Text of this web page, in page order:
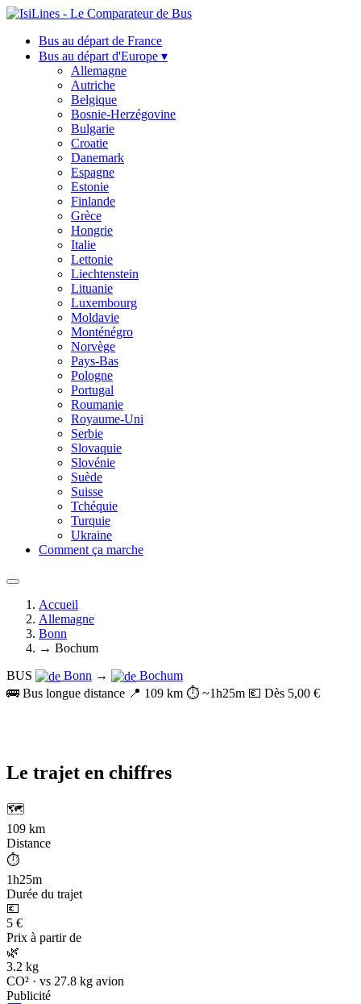
Bus au départ de France
Bus au départ d'Europe ▾
Allemagne
Autriche
Belgique
Bosnie-Herzégovine
Bulgarie
Croatie
Danemark
Espagne
Estonie
Finlande
Grèce
Hongrie
Italie
Lettonie
Liechtenstein
Lituanie
Luxembourg
Moldavie
Monténégro
Norvège
Pays-Bas
Pologne
Portugal
Roumanie
Royaume-Uni
Serbie
Slovaquie
Slovénie
Suède
Suisse
Tchéquie
Turquie
Ukraine
Comment ça marche
Accueil
Allemagne
Bonn
→ Bochum
BUS
Bonn →
Bochum
🚌 Bus longue distance 📍 109 km ⏱️ ~1h25m 💶 Dès 5,00 €
Le trajet en chiffres
🗺️
109 km
Distance
⏱️
1h25m
Durée du trajet
💶
5 €
Prix à partir de
🌿
3.2 kg
CO² · vs 27.8 kg avion
Publicité